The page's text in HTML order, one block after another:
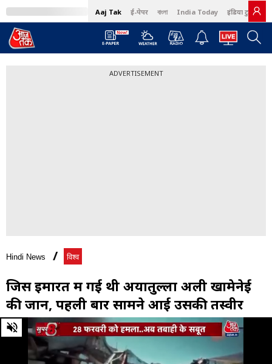
Aaj Tak ई-पेपर বাংলা India Today इंडिया टुडे हिंदी
ADVERTISEMENT
Hindi News विश्व
ज‍िस इमारत में गई थी अयातुल्ला अली खामेनेई
की जान, पहली बार सामने आई उसकी तस्वीरें
0
of
minute,